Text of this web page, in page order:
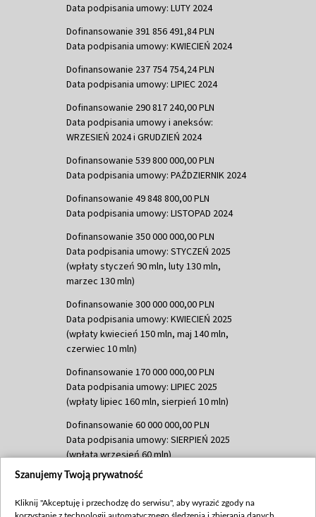
Data podpisania umowy: LUTY 2024
Dofinansowanie 391 856 491,84 PLN
Data podpisania umowy: KWIECIEŃ 2024
Dofinansowanie 237 754 754,24 PLN
Data podpisania umowy: LIPIEC 2024
Dofinansowanie 290 817 240,00 PLN
Data podpisania umowy i aneksów:
WRZESIEŃ 2024 i GRUDZIEŃ 2024
Dofinansowanie 539 800 000,00 PLN
Data podpisania umowy: PAŹDZIERNIK 2024
Dofinansowanie 49 848 800,00 PLN
Data podpisania umowy: LISTOPAD 2024
Dofinansowanie 350 000 000,00 PLN
Data podpisania umowy: STYCZEŃ 2025
(wpłaty styczeń 90 mln, luty 130 mln,
marzec 130 mln)
Dofinansowanie 300 000 000,00 PLN
Data podpisania umowy: KWIECIEŃ 2025
(wpłaty kwiecień 150 mln, maj 140 mln,
czerwiec 10 mln)
Dofinansowanie 170 000 000,00 PLN
Data podpisania umowy: LIPIEC 2025
(wpłaty lipiec 160 mln, sierpień 10 mln)
Dofinansowanie 60 000 000,00 PLN
Data podpisania umowy: SIERPIEŃ 2025
(wpłata wrzesień 60 mln)
Dofinansowanie 635 783 051,21 PLN
(wpłata wrzesień 100 mln, październik 350
Szanujemy Twoją prywatność
Kliknij "Akceptuję i przechodzę do serwisu", aby wyrazić zgody na